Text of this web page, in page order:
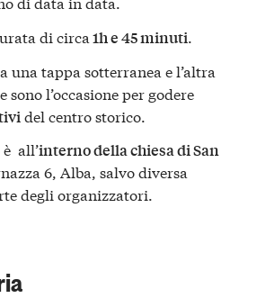
di circa 1h e 45 minuti.
una tappa sotterranea e l’altra
sono l’occasione per godere
del centro storico.
all’interno della chiesa di San
6, Alba, salvo diversa
degli organizzatori.